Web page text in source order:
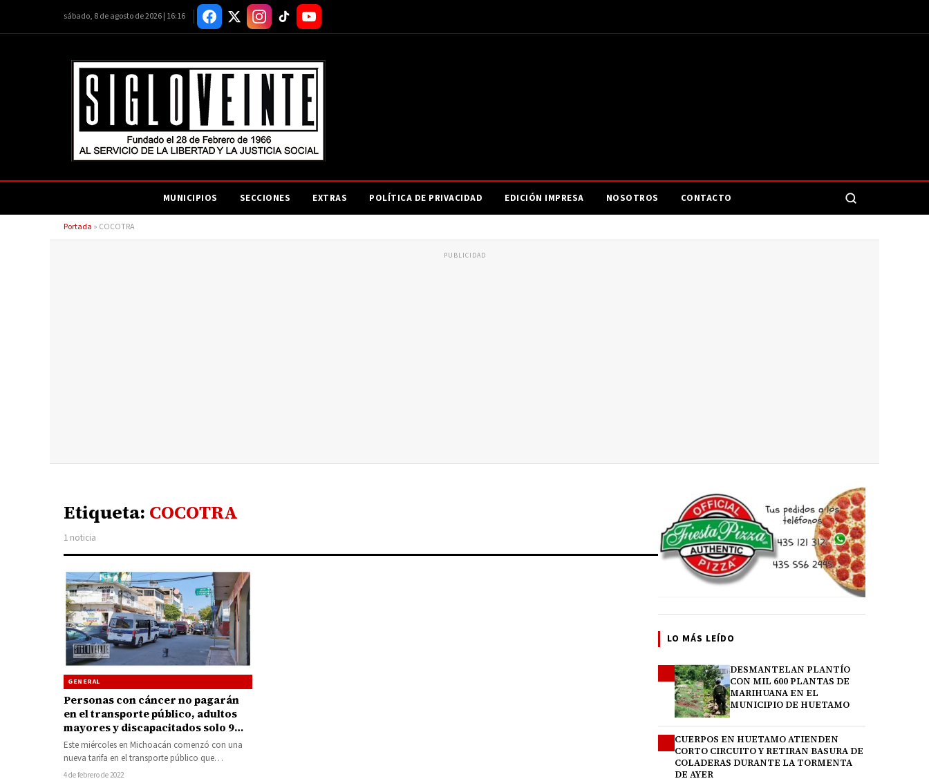
sábado, 8 de agosto de 2026 | 16:16
MUNICIPIOS SECCIONES EXTRAS POLÍTICA DE PRIVACIDAD EDICIÓN IMPRESA NOSOTROS CONTACTO
Portada » COCOTRA
PUBLICIDAD
Etiqueta: COCOTRA
1 noticia
GENERAL
Personas con cáncer no pagarán
en el transporte público, adultos
mayores y discapacitados solo 9
pesos
Este miércoles en Michoacán comenzó con una
nueva tarifa en el transporte público que
incrementó 1 peso, por lo que…
4 de febrero de 2022
LO MÁS LEÍDO
DESMANTELAN PLANTÍO
CON MIL 600 PLANTAS DE
MARIHUANA EN EL
MUNICIPIO DE HUETAMO
CUERPOS EN HUETAMO ATIENDEN
CORTO CIRCUITO Y RETIRAN BASURA DE
COLADERAS DURANTE LA TORMENTA
DE AYER